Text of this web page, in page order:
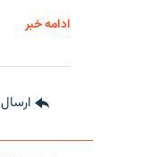
ادامه خبر
ارسال